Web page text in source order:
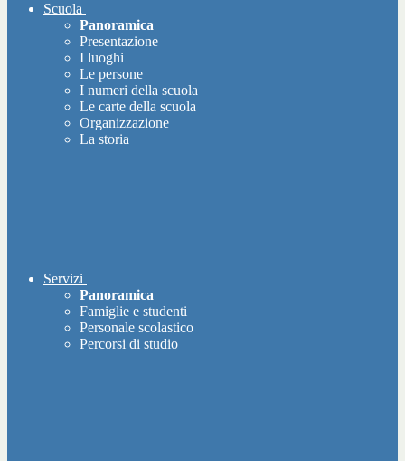
Scuola
Panoramica
Presentazione
I luoghi
Le persone
I numeri della scuola
Le carte della scuola
Organizzazione
La storia
Servizi
Panoramica
Famiglie e studenti
Personale scolastico
Percorsi di studio